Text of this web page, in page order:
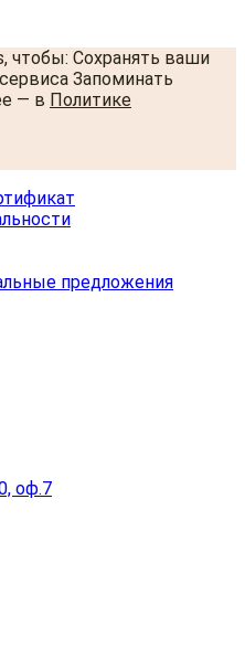
чтобы: Сохранять ваши
Запоминать
— в Политике
предложения
оф.7